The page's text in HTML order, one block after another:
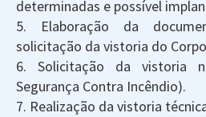
determinadas e possível
5. Elaboração da
solicitação da vistoria do
6. Solicitação da vistoria
Segurança Contra Incêndio).
7. Realização da vistoria